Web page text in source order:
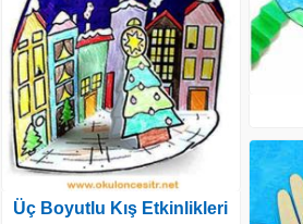
Üç Boyutlu Kış Etkinlikleri